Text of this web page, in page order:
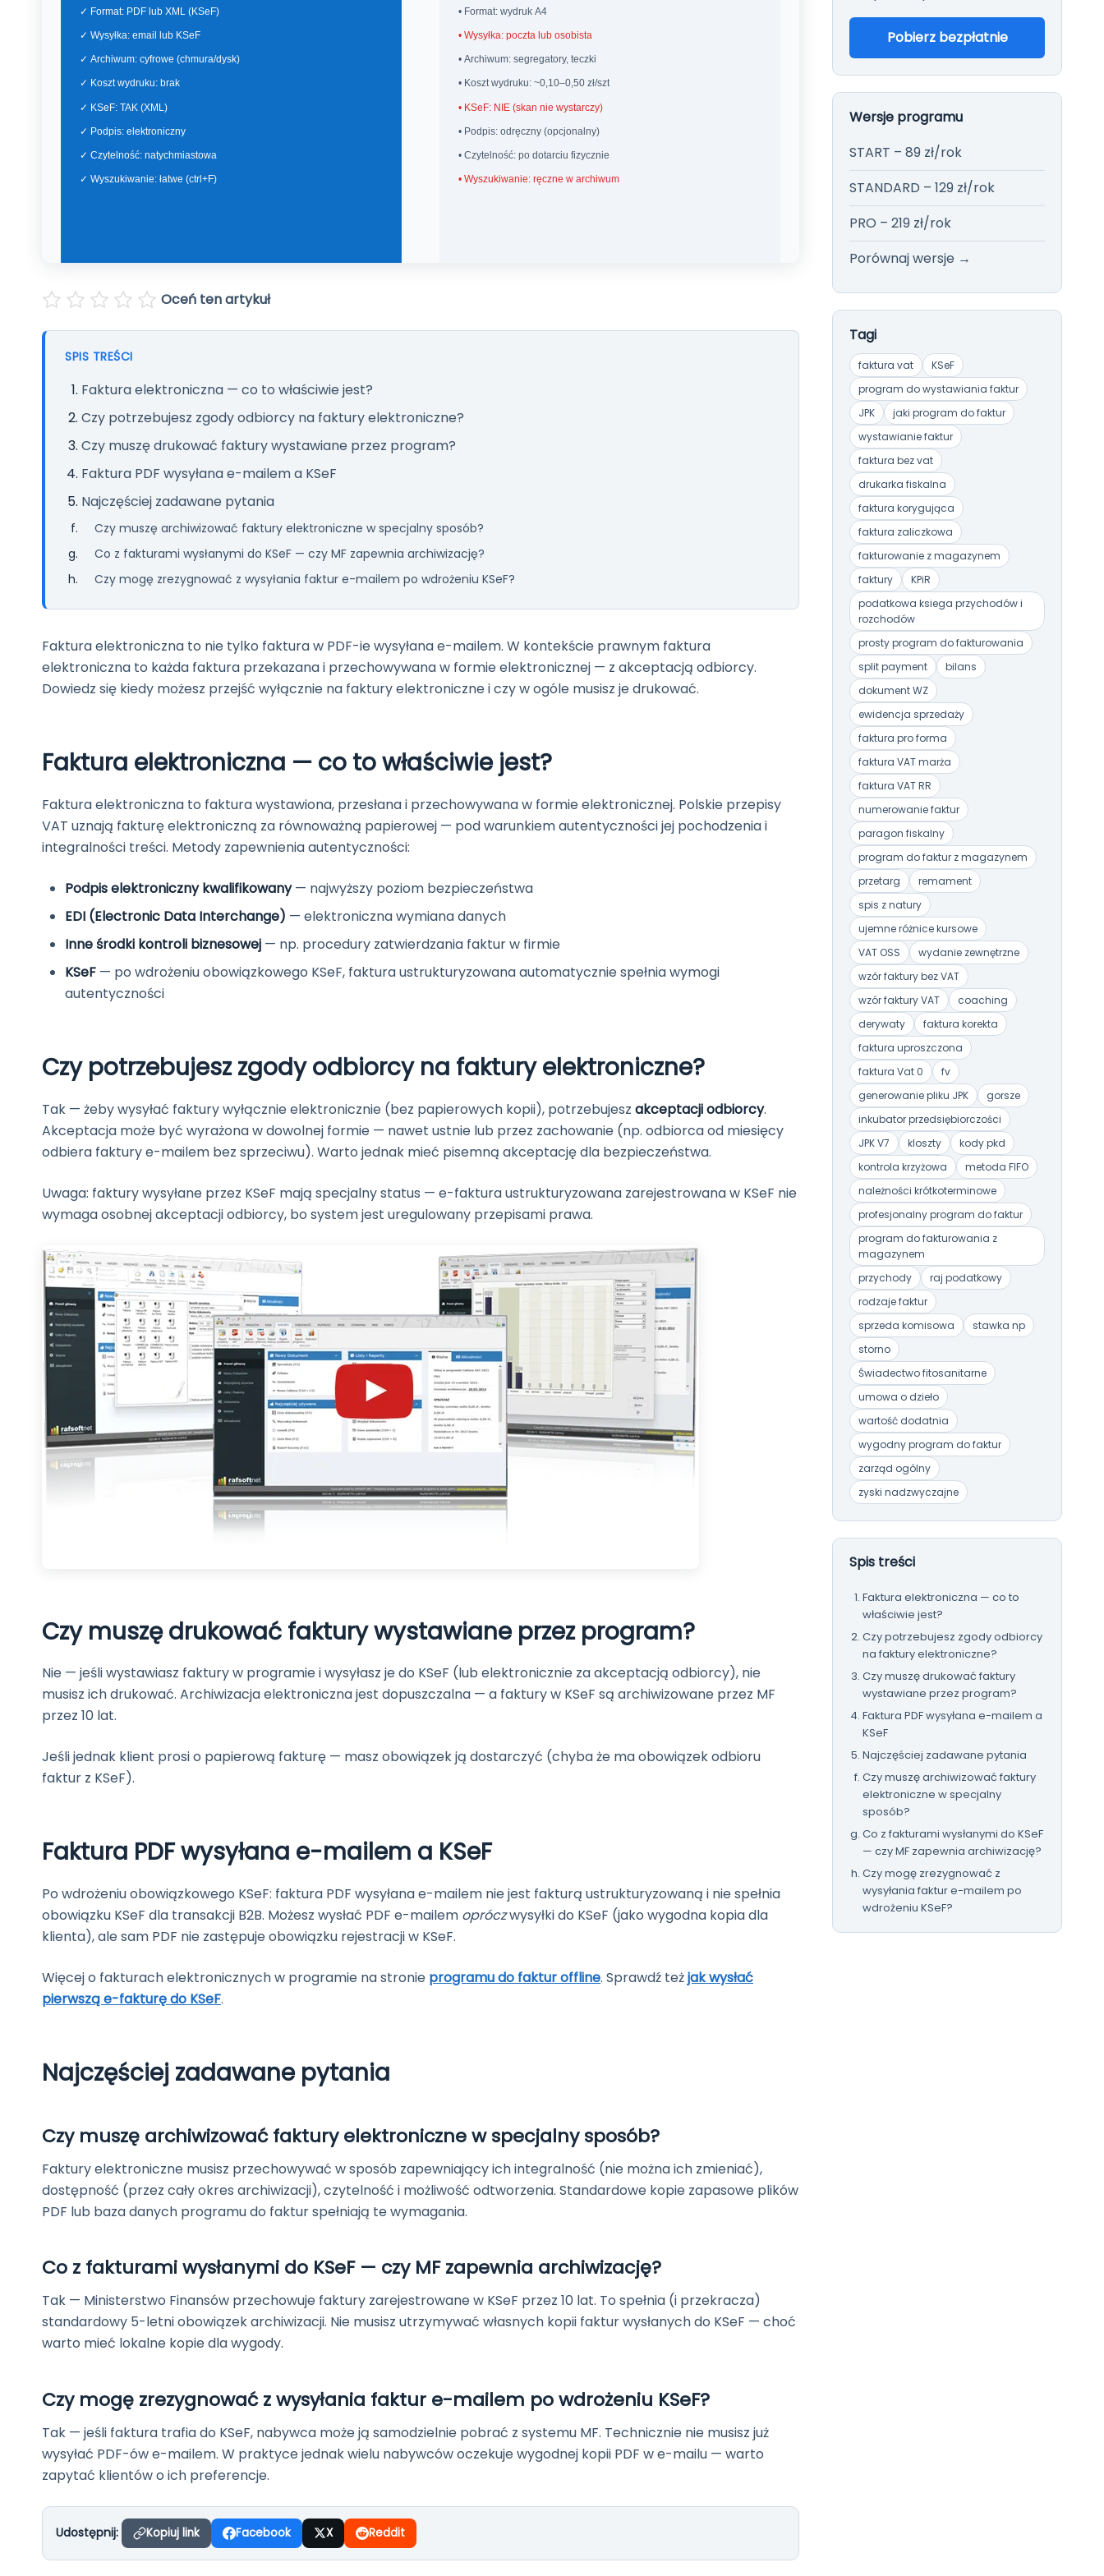
Polski
Oceń ten artykuł
SPIS TREŚCI
Faktura elektroniczna — co to właściwie jest?
Czy potrzebujesz zgody odbiorcy na faktury elektroniczne?
Czy muszę drukować faktury wystawiane przez program?
Faktura PDF wysyłana e-mailem a KSeF
Najczęściej zadawane pytania
Czy muszę archiwizować faktury elektroniczne w specjalny sposób?
Co z fakturami wysłanymi do KSeF — czy MF zapewnia archiwizację?
Czy mogę zrezygnować z wysyłania faktur e-mailem po wdrożeniu KSeF?
Faktura elektroniczna to nie tylko faktura w PDF-ie wysyłana e-mailem. W kontekście prawnym faktura
elektroniczna to każda faktura przekazana i przechowywana w formie elektronicznej — z akceptacją odbiorcy.
Dowiedz się kiedy możesz przejść wyłącznie na faktury elektroniczne i czy w ogóle musisz je drukować.
Faktura elektroniczna — co to właściwie jest?
Faktura elektroniczna to faktura wystawiona, przesłana i przechowywana w formie elektronicznej. Polskie przepisy
VAT uznają fakturę elektroniczną za równoważną papierowej — pod warunkiem autentyczności jej pochodzenia i
integralności treści. Metody zapewnienia autentyczności:
Podpis elektroniczny kwalifikowany— najwyższy poziom bezpieczeństwa
EDI (Electronic Data Interchange) — elektroniczna wymiana danych
Inne środki kontroli biznesowej — np. procedury zatwierdzania faktur w firmie
KSeF — po wdrożeniu obowiązkowego KSeF, faktura ustrukturyzowana automatycznie spełnia wymogi
autentyczności
Czy potrzebujesz zgody odbiorcy na faktury elektroniczne?
Tak — żeby wysyłać faktury wyłącznie elektronicznie (bez papierowych kopii), potrzebujesz akceptacji odbiorcy.
Akceptacja może być wyrażona w dowolnej formie — nawet ustnie lub przez zachowanie (np. odbiorca od miesięcy
odbiera faktury e-mailem bez sprzeciwu). Warto jednak mieć pisemną akceptację dla bezpieczeństwa.
Uwaga: faktury wysyłane przez KSeF mają specjalny status — e-faktura ustrukturyzowana zarejestrowana w KSeF nie
wymaga osobnej akceptacji odbiorcy, bo system jest uregulowany przepisami prawa.
Czy muszę drukować faktury wystawiane przez program?
Nie — jeśli wystawiasz faktury w programie i wysyłasz je do KSeF (lub elektronicznie za akceptacją odbiorcy), nie
musisz ich drukować. Archiwizacja elektroniczna jest dopuszczalna — a faktury w KSeF są archiwizowane przez MF
przez 10 lat.
Jeśli jednak klient prosi o papierową fakturę — masz obowiązek ją dostarczyć (chyba że ma obowiązek odbioru
faktur z KSeF).
Faktura PDF wysyłana e-mailem a KSeF
Po wdrożeniu obowiązkowego KSeF: faktura PDF wysyłana e-mailem nie jest fakturą ustrukturyzowaną i nie spełnia
obowiązku KSeF dla transakcji B2B. Możesz wysłać PDF e-mailem opróczwysyłki do KSeF (jako wygodna kopia dla
klienta), ale sam PDF nie zastępuje obowiązku rejestracji w KSeF.
Więcej o fakturach elektronicznych w programie na stronie programu do faktur offline. Sprawdź teżjak wysłać
pierwszą e-fakturę do KSeF.
Najczęściej zadawane pytania
Czy muszę archiwizować faktury elektroniczne w specjalny sposób?
Faktury elektroniczne musisz przechowywać w sposób zapewniający ich integralność (nie można ich zmieniać),
dostępność (przez cały okres archiwizacji), czytelność i możliwość odtworzenia. Standardowe kopie zapasowe plików
PDF lub baza danych programu do faktur spełniają te wymagania.
Co z fakturami wysłanymi do KSeF — czy MF zapewnia archiwizację?
Tak — Ministerstwo Finansów przechowuje faktury zarejestrowane w KSeF przez 10 lat. To spełnia (i przekracza)
standardowy 5-letni obowiązek archiwizacji. Nie musisz utrzymywać własnych kopii faktur wysłanych do KSeF — choć
warto mieć lokalne kopie dla wygody.
Czy mogę zrezygnować z wysyłania faktur e-mailem po wdrożeniu KSeF?
Tak — jeśli faktura trafia do KSeF, nabywca może ją samodzielnie pobrać z systemu MF. Technicznie nie musisz już
wysyłać PDF-ów e-mailem. W praktyce jednak wielu nabywców oczekuje wygodnej kopii PDF w e-mailu — warto
zapytać klientów o ich preferencje.
Udostępnij: Kopiuj link Facebook X Reddit
Pobierz bezpłatnie
Wersje programu
START – 89 zł/rok
STANDARD – 129 zł/rok
PRO – 219 zł/rok
Porównaj wersje →
Tagi
faktura vat
KSeF
program do wystawiania faktur
JPK
jaki program do faktur
wystawianie faktur
faktura bez vat
drukarka fiskalna
faktura korygująca
faktura zaliczkowa
fakturowanie z magazynem
faktury
KPiR
podatkowa ksiega przychodów i
rozchodów
prosty program do fakturowania
split payment
bilans
dokument WZ
ewidencja sprzedaży
faktura pro forma
faktura VAT marża
faktura VAT RR
numerowanie faktur
paragon fiskalny
program do faktur z magazynem
przetarg
remament
spis z natury
ujemne różnice kursowe
VAT OSS
wydanie zewnętrzne
wzór faktury bez VAT
wzór faktury VAT
coaching
derywaty
faktura korekta
faktura uproszczona
faktura Vat 0
fv
generowanie pliku JPK
gorsze
inkubator przedsiębiorczości
JPK V7
kloszty
kody pkd
kontrola krzyżowa
metoda FIFO
należności krótkoterminowe
profesjonalny program do faktur
program do fakturowania z
magazynem
przychody
raj podatkowy
rodzaje faktur
sprzeda komisowa
stawka np
storno
Świadectwo fitosanitarne
umowa o dzieło
wartość dodatnia
wygodny program do faktur
zarząd ogólny
zyski nadzwyczajne
Spis treści
Faktura elektroniczna — co to
właściwie jest?
Czy potrzebujesz zgody odbiorcy
na faktury elektroniczne?
Czy muszę drukować faktury
wystawiane przez program?
Faktura PDF wysyłana e-mailem a
KSeF
Najczęściej zadawane pytania
Czy muszę archiwizować faktury
elektroniczne w specjalny
sposób?
Co z fakturami wysłanymi do KSeF
— czy MF zapewnia archiwizację?
Czy mogę zrezygnować z
wysyłania faktur e-mailem po
wdrożeniu KSeF?